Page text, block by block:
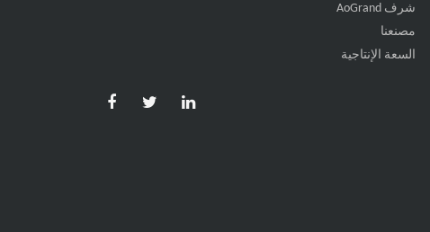
شرف AoGrand
مصنعنا
السعة الإنتاجية